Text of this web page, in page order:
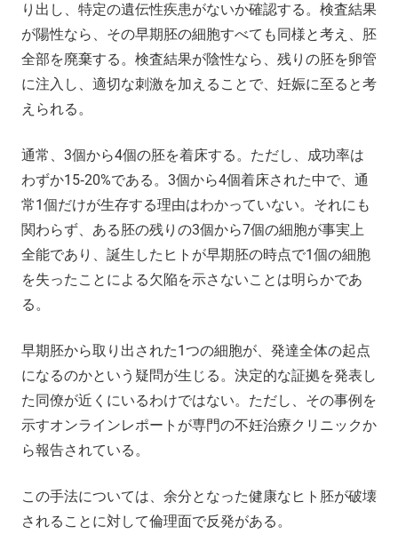
り出し、特定の遺伝性疾患がないか確認する。検査結果
が陽性なら、その早期胚の細胞すべても同様と考え、胚
全部を廃棄する。検査結果が陰性なら、残りの胚を卵管
に注入し、適切な刺激を加えることで、妊娠に至ると考
えられる。
通常、3個から4個の胚を着床する。ただし、成功率は
わずか15‐20%である。3個から4個着床された中で、通
常1個だけが生存する理由はわかっていない。それにも
関わらず、ある胚の残りの3個から7個の細胞が事実上
全能であり、誕生したヒトが早期胚の時点で1個の細胞
を失ったことによる欠陥を示さないことは明らかであ
る。
早期胚から取り出された1つの細胞が、発達全体の起点
になるのかという疑問が生じる。決定的な証拠を発表し
た同僚が近くにいるわけではない。ただし、その事例を
示すオンラインレポートが専門の不妊治療クリニックか
ら報告されている。
この手法については、余分となった健康なヒト胚が破壊
されることに対して倫理面で反発がある。